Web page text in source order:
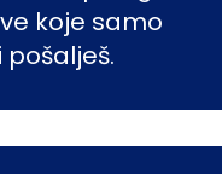
koje samo